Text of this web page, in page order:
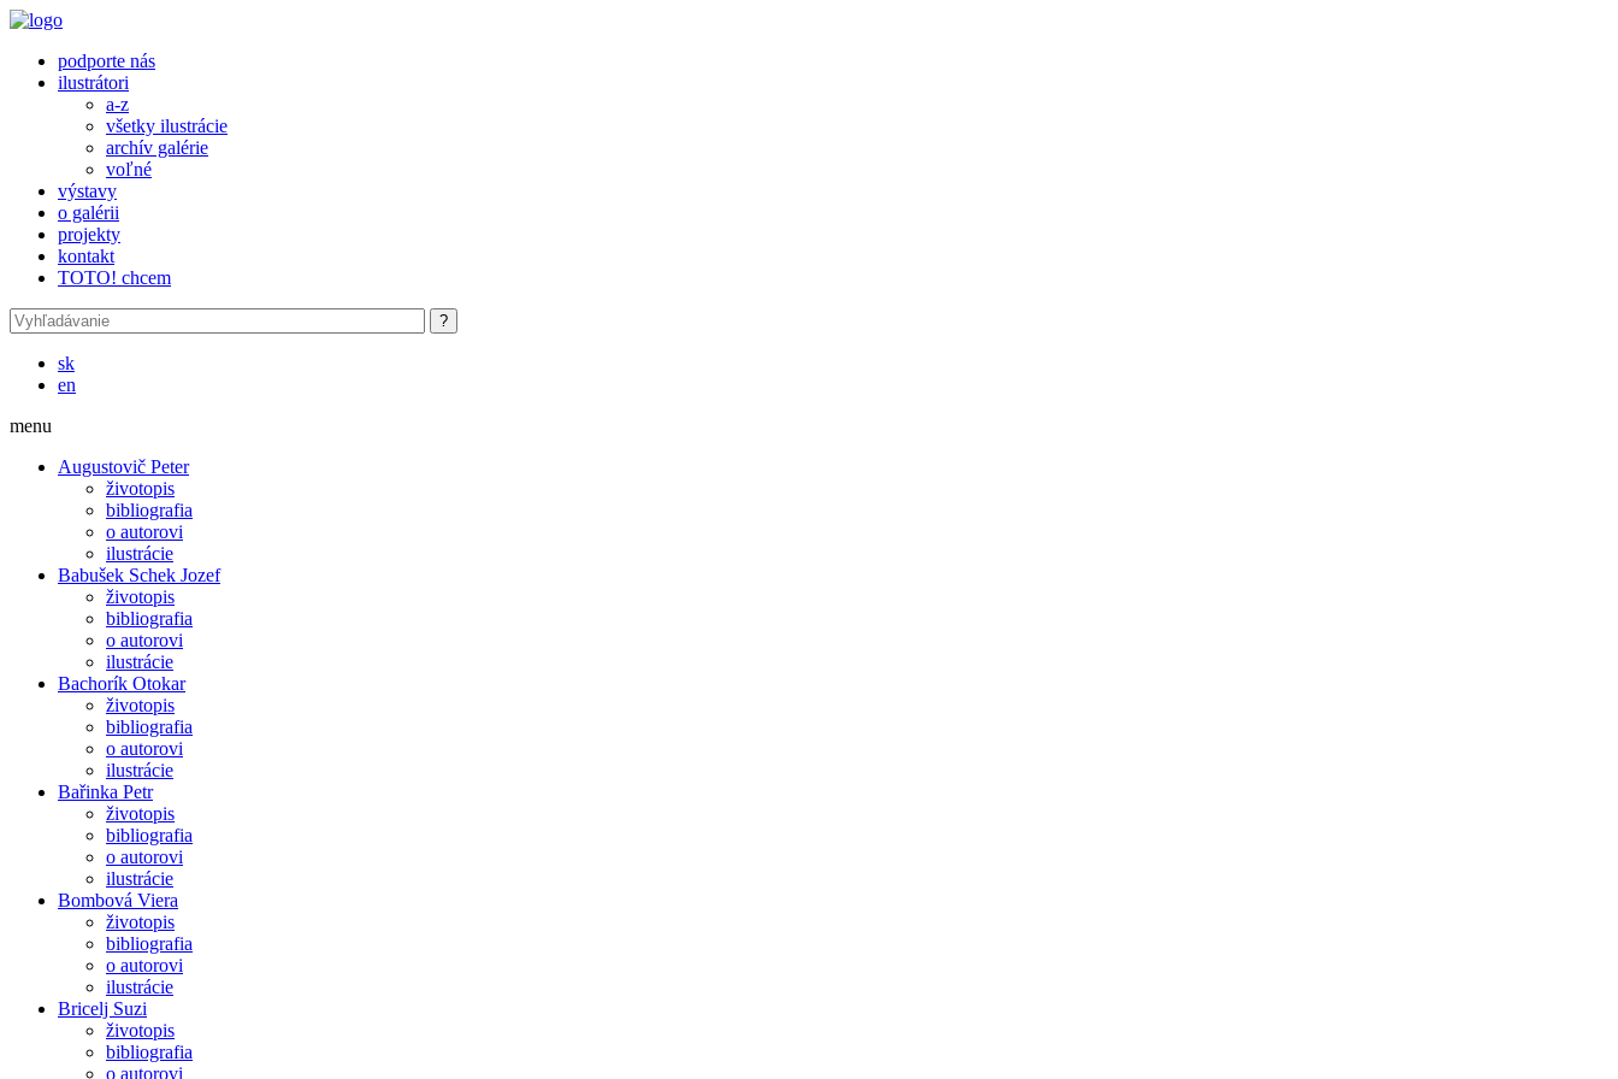
Skočiť na hlavný obsah
podporte nás
ilustrátori
a-z
všetky ilustrácie
archív galérie
voľné
výstavy
o galérii
projekty
kontakt
TOTO! chcem
sk
en
menu
Augustovič Peter
životopis
bibliografia
o autorovi
ilustrácie
Babušek Schek Jozef
životopis
bibliografia
o autorovi
ilustrácie
Bachorík Otokar
životopis
bibliografia
o autorovi
ilustrácie
Bařinka Petr
životopis
bibliografia
o autorovi
ilustrácie
Bombová Viera
životopis
bibliografia
o autorovi
ilustrácie
Bricelj Suzi
životopis
bibliografia
o autorovi